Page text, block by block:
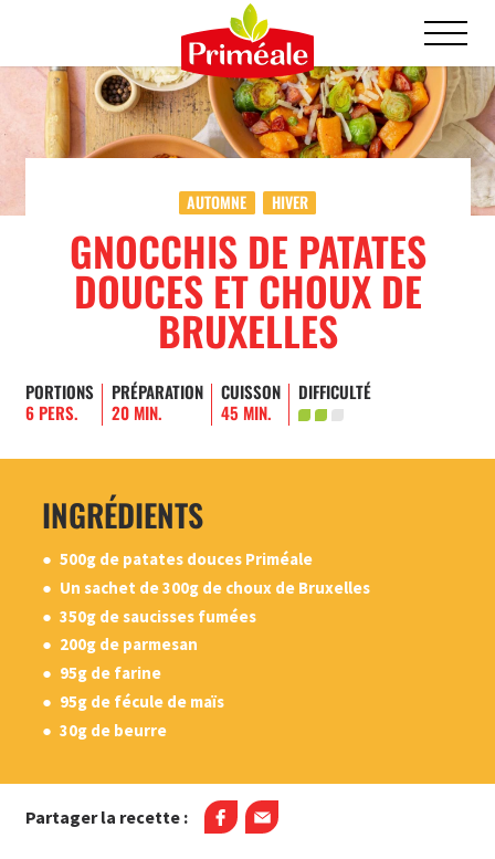
AUTOMNE HIVER
GNOCCHIS DE PATATES
DOUCES ET CHOUX DE
BRUXELLES
PORTIONS
6 PERS.
PRÉPARATION
20 MIN.
CUISSON
45 MIN.
DIFFICULTÉ
INGRÉDIENTS
500g de patates douces Priméale
Un sachet de 300g de choux de Bruxelles
350g de saucisses fumées
200g de parmesan
95g de farine
95g de fécule de maïs
30g de beurre
Partager la recette :